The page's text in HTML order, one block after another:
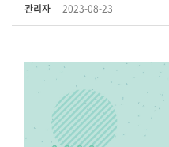
관리자 2023-08-23